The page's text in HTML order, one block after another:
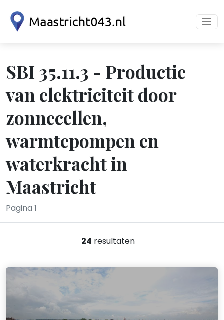
SBI 35.11.3 - Productie
van elektriciteit door
zonnecellen,
warmtepompen en
waterkracht in
Maastricht
Pagina 1
24 resultaten